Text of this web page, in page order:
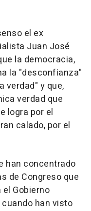
el ex
Juan José
la democracia,
la "desconfianza"
verdad" y que,
verdad que
logra por el
calado, por el
han concentrado
de Congreso que
Gobierno
han visto